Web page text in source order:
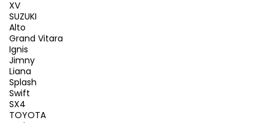
XV
SUZUKI
Alto
Grand Vitara
Ignis
Jimny
Liana
Splash
Swift
SX4
TOYOTA